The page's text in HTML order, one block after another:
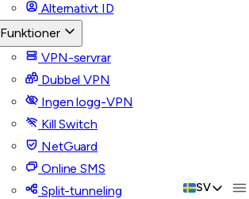
Alternativt ID
Funktioner
VPN-servrar
Dubbel VPN
Ingen logg-VPN
Kill Switch
NetGuard
Online SMS
Split-tunneling
SV